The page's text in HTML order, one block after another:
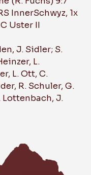
InnerSchwyz, 1x
Uster II
J. Sidler; S.
L.
L. Ott, C.
R. Schuler, G.
Lottenbach, J.